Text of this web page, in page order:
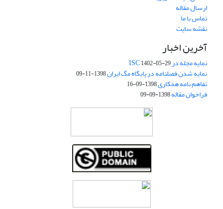
ارسال مقاله
تماس با ما
نقشه سایت
آخرین اخبار
نمایه مجله در ISC1402-05-29
نمایه شدن فصلنامه در پایگاه مگ ایران1398-11-09
تفاهم نامه همکاری1398-09-16
فراخوان مقاله1398-09-09